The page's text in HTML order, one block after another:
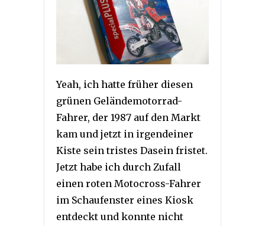
Yeah, ich hatte früher diesen
grünen Geländemotorrad-
Fahrer, der 1987 auf den Markt
kam und jetzt in irgendeiner
Kiste sein tristes Dasein fristet.
Jetzt habe ich durch Zufall
einen roten Motocross-Fahrer
im Schaufenster eines Kiosk
entdeckt und konnte nicht